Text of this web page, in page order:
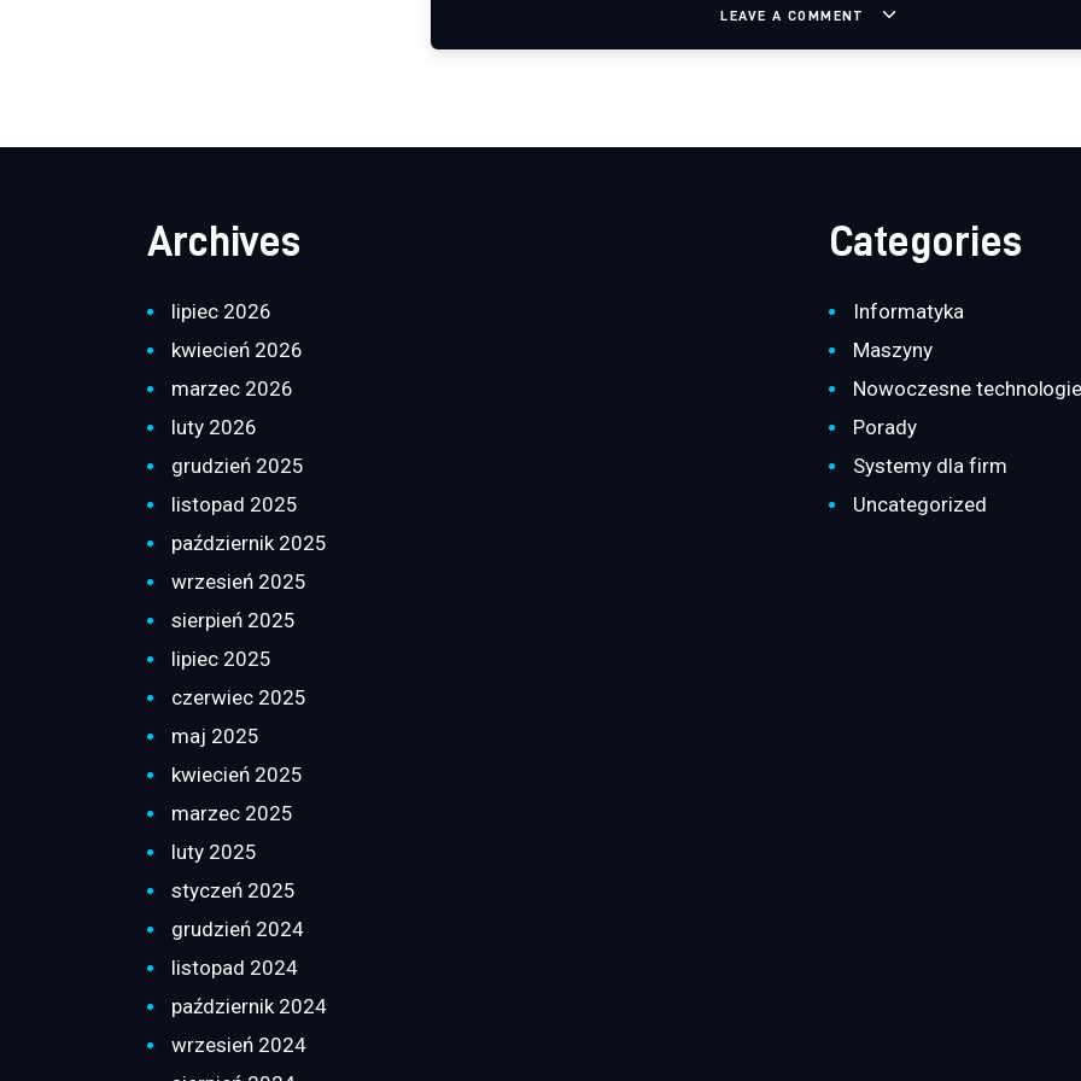
LEAVE A COMMENT
Archives
lipiec 2026
kwiecień 2026
marzec 2026
luty 2026
grudzień 2025
listopad 2025
październik 2025
wrzesień 2025
sierpień 2025
lipiec 2025
czerwiec 2025
maj 2025
kwiecień 2025
marzec 2025
luty 2025
styczeń 2025
grudzień 2024
listopad 2024
październik 2024
wrzesień 2024
Categories
Informatyka
Maszyny
Nowoczesne
Porady
Systemy dla firm
Uncategorized